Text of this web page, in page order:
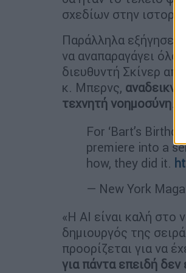
σχεδίων στην
Παράλληλα εξήγησε
να αναπαραγάγει όλα
διευθυντή Σκίνερ
κ. Μπερνς,
τεχνητή νοημοσύνη.
For ‘Bart’s
premiere into a
how, they did it.
— New York
«Η AI είναι καλή στο
δημιουργός της
προορίζεται για να
για πάντα επειδή δεν